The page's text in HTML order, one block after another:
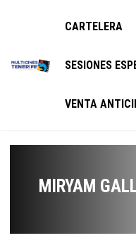
CARTELERA
SESIONES
VENTA
MIRYAM